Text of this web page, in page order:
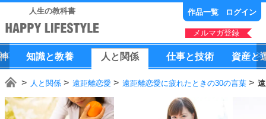
人生の教科書 作品一覧 ログイン
メルマガ登録
知識と教養 人 と 関係 仕事と技術 資産と
人と関係 遠距離恋愛 遠距離恋愛に疲れたときの30の言葉